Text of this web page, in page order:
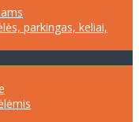
parkingas, keliai,